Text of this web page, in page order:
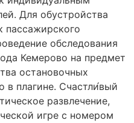
Для обустройства
пассажирского
обследования
Кемерово на предмет
остановочных
в плагине. Счастли́вый
развлечение,
игре с номером